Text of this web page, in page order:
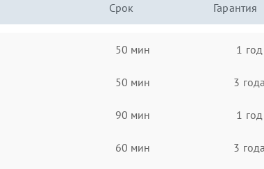
Срок Гарантия
50 мин 1 год
50 мин 3 года
90 мин 1 год
60 мин 3 года